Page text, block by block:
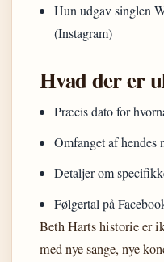
Hun udgav singlen
(Instagram)
Hvad der er
Præcis dato for
Omfanget af hendes
Detaljer om
Følgertal på
Beth Harts historie er
med nye sange, nye